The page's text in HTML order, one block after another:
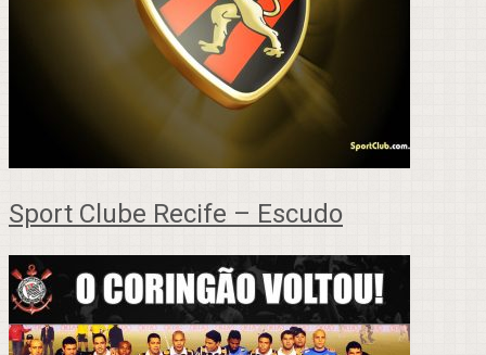
Sport Clube Recife – Escudo